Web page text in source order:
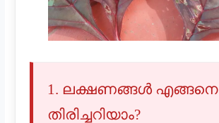
1. ലക്ഷണങ്ങൾ എങ്ങനെ
തിരിച്ചറിയാം?